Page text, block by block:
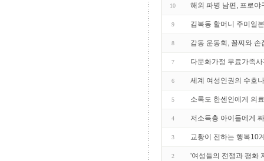
10 해외 파병 남편, 프로야
9 김복동 할머니 주미일
8 감동 운동회, 꼴찌와
7 다문화가정 무료가족
6 세계 여성인권의 수호
5 소록도 한센인에게 의
4 저소득층 아이들에게
3 교황이 전하는 행복10
2 '여성들의 전쟁과 평화